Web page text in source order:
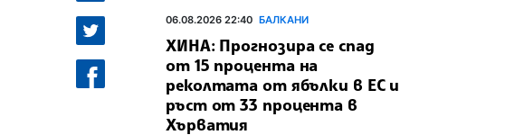
06.08.2026 22:40 БАЛКАНИ
ХИНА: Прогнозира се спад
от 15 процента на
реколтата от ябълки в ЕС и
ръст от 33 процента в
Хърватия